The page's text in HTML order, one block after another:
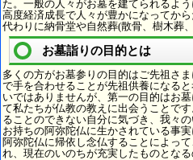
た。一般の人々がお墓を建てられるよ
高度経済成長で人々が豊かになってか
代わりに納骨堂や自然葬(散骨、樹木葬
お墓詣りの目的とは
多くの方がお墓参りの目的はご先祖さ
で手を合わせることが先祖供養になる
いではありませんが、第一の目的はお
て私たちが仏教の教えに出会うことで
ることのできない自分に気づき、我々
お持ちの阿弥陀仏に生かされている事
阿弥陀仏に帰依し念仏することによっ
れ、現在のいのちが充実したものとなる